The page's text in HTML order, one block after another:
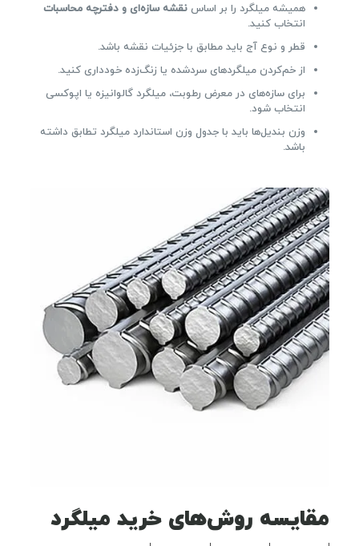
همیشه میلگرد را بر اساس نقشه سازه‌ای و دفترچه محاسبات
انتخاب کنید.
قطر و نوع آج باید مطابق با جزئیات نقشه باشد.
از خم‌کردن میلگردهای سردشده یا زنگ‌زده خودداری کنید.
برای سازه‌های در معرض رطوبت، میلگرد گالوانیزه یا اپوکسی
انتخاب شود.
وزن بندیل‌ها باید با جدول وزن استاندارد میلگرد تطابق داشته
باشد.
مقایسه روش‌های خرید میلگرد